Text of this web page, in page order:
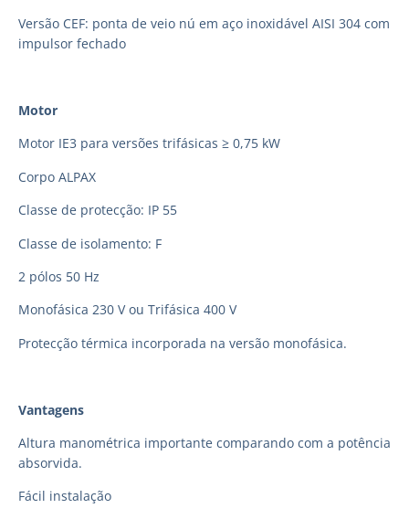
Versão CEF: ponta de veio nú em aço inoxidável AISI 304 com
impulsor fechado
Motor
Motor IE3 para versões trifásicas ≥ 0,75 kW
Corpo ALPAX
Classe de protecção: IP 55
Classe de isolamento: F
2 pólos 50 Hz
Monofásica 230 V ou Trifásica 400 V
Protecção térmica incorporada na versão monofásica.
Vantagens
Altura manométrica importante comparando com a potência
absorvida.
Fácil instalação